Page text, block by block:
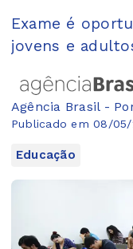
Exame é
jovens e
Agência Brasil -
Publicado em 08/05/
Educação